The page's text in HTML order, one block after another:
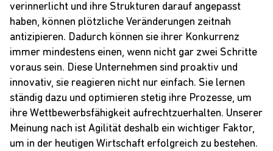
verinnerlicht und ihre Strukturen darauf angepasst
haben, können plötzliche Veränderungen zeitnah
antizipieren. Dadurch können sie ihrer Konkurrenz
immer mindestens einen, wenn nicht gar zwei Schritte
voraus sein. Diese Unternehmen sind proaktiv und
innovativ, sie reagieren nicht nur einfach. Sie lernen
ständig dazu und optimieren stetig ihre Prozesse, um
ihre Wettbewerbsfähigkeit aufrechtzuerhalten. Unserer
Meinung nach ist Agilität deshalb ein wichtiger Faktor,
um in der heutigen Wirtschaft erfolgreich zu bestehen.